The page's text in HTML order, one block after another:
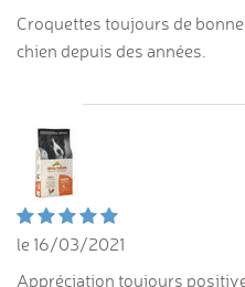
Croquettes toujours de
chien depuis des années.
le 16/03/2021
Appréciation toujours